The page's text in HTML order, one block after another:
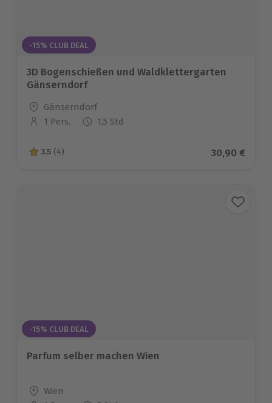
-15% CLUB DEAL
3D Bogenschießen und Waldklettergarten
Gänserndorf
Standort
Gänserndorf
Anzahl der Teilnehmer
1 Pers. 1,5 Std
3.5 von 5 Sternen basierend auf 4 Bewertungen
3.5 (4) Aktueller
30,90 €
-15% CLUB DEAL
Parfum selber machen Wien
Standort
Wien